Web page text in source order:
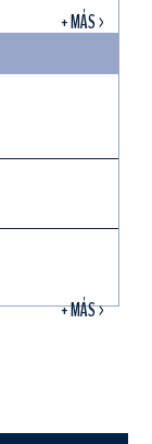
+ MÁS >
+ MÁS >